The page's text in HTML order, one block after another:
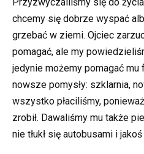
chcemy się dobrze wyspać
grzebać w ziemi. Ojciec
pomagać, ale my
jedynie możemy pomagać mu
nowsze pomysły: szklarnia,
wszystko płaciliśmy,
zrobił. Dawaliśmy mu także
nie tłukł się autobusami i